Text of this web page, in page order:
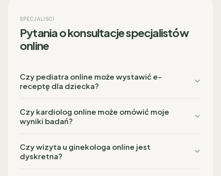
SPECJALIŚCI
Pytania o konsultacje specjalistów
online
Czy pediatra online może wystawić e-
receptę dla dziecka?
Czy kardiolog online może omówić moje
wyniki badań?
Czy wizyta u ginekologa online jest
dyskretna?